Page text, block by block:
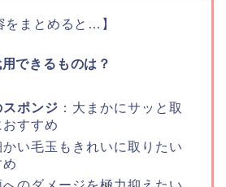
をまとめると…】
できるものは？
ポンジ ：大まかにサッと取
すすめ
かい毛玉もきれいに取りたい